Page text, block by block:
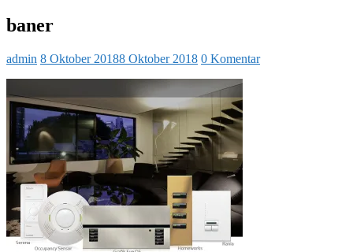
baner
admin 8 Oktober 20188 Oktober 2018 0 Komentar